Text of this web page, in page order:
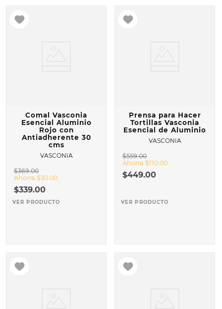
Comal Vasconia
Esencial Aluminio
Rojo con
Antiadherente 30
cms
VASCONIA
$369.00
Ahorra $30.00
$339.00
VER PRODUCTO
Prensa para Hacer
Tortillas Vasconia
Esencial de Aluminio
VASCONIA
$559.00
Ahorra $110.00
$449.00
VER PRODUCTO